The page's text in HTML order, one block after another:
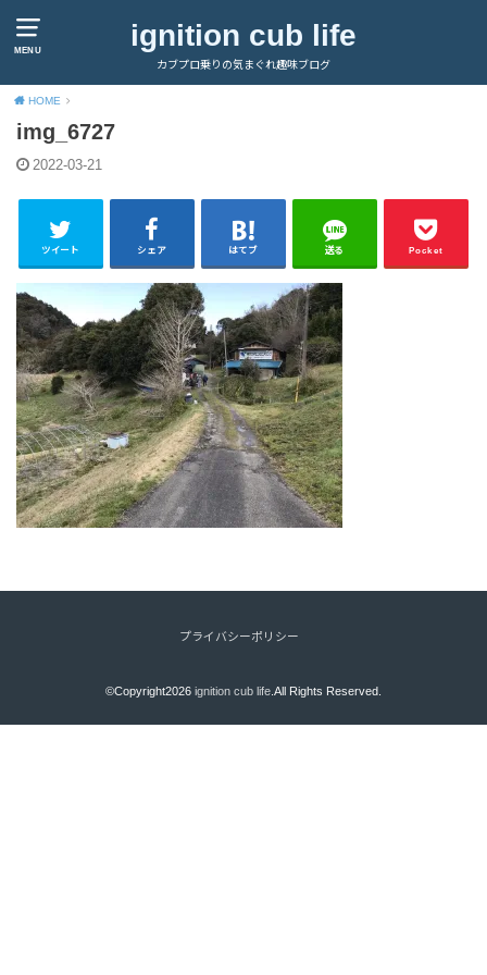
MENU ignition cub life
カブプロ乗りの気まぐれ趣味ブログ
HOME
img_6727
2022-03-21
ツイート シェア はてブ 送る Pocket
プライバシーポリシー
©Copyright2026 ignition cub life.All Rights Reserved.